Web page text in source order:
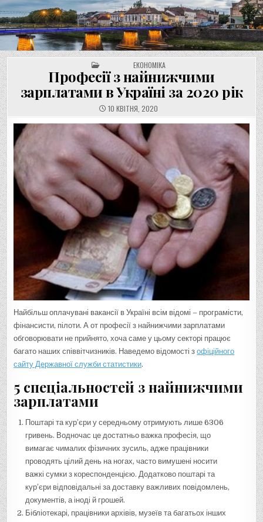
Перейти
до
вмісту
UNGVAR.UZ.UA
POSTED INЕКОНОМІКА
Професії з найнижчими
зарплатами в Україні за 2020 рік
10 КВІТНЯ, 2020
Найбільш оплачувані вакансії в Україні всім відомі – програмісти,
фінансисти, пілоти. А от професії з найнижчими зарплатами
обговорювати не прийнято, хоча саме у цьому секторі працює
багато наших співвітчизників. Наведемо відомості зофіційного
сайту Державної служби статистики.
5 спеціальностей з найнижчими
зарплатами
Поштарі та кур’єри у середньому отримують лише 6306
гривень. Водночас це достатньо важка професія, що
вимагає чималих фізичних зусиль, адже працівники
проводять цілий день на ногах, часто вимушені носити
важкі сумки з кореспонденцією. Додатково поштарі та
кур’єри відповідальні за доставку важливих повідомлень,
документів, а іноді й грошей.
Бібліотекарі, працівники архівів, музеїв та багатьох інших